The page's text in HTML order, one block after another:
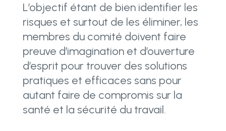
L’objectif étant de bien identifier les
risques et surtout de les éliminer, les
membres du comité doivent faire
preuve d’imagination et d’ouverture
d’esprit pour trouver des solutions
pratiques et efficaces sans pour
autant faire de compromis sur la
santé et la sécurité du travail.